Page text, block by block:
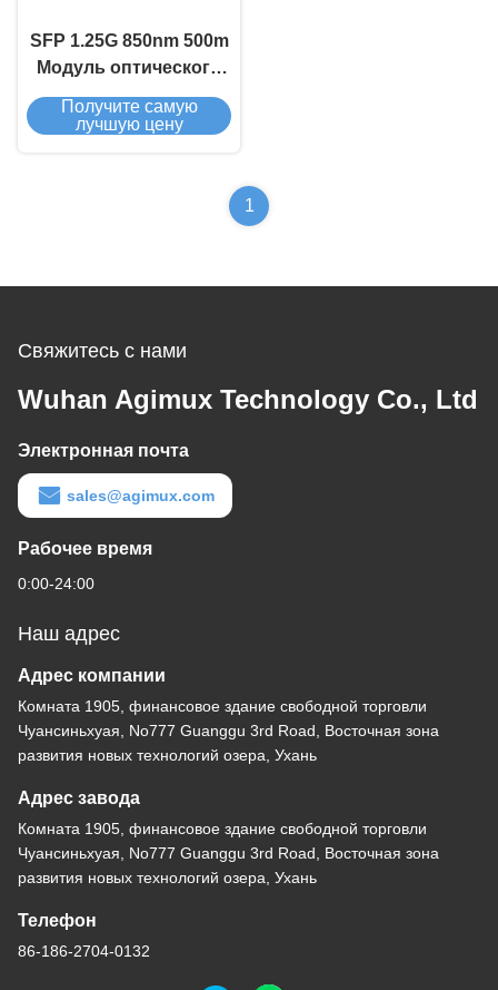
SFP 1.25G 850nm 500m
Модуль оптического
приемопередатчика
Получите самую
лучшую цену
1
Свяжитесь с нами
Wuhan Agimux Technology Co., Ltd
Электронная почта
sales@agimux.com
Рабочее время
0:00-24:00
Наш адрес
Адрес компании
Комната 1905, финансовое здание свободной торговли
Чуансиньхуая, No777 Guanggu 3rd Road, Восточная зона
развития новых технологий озера, Ухань
Адрес завода
Комната 1905, финансовое здание свободной торговли
Чуансиньхуая, No777 Guanggu 3rd Road, Восточная зона
развития новых технологий озера, Ухань
Телефон
86-186-2704-0132